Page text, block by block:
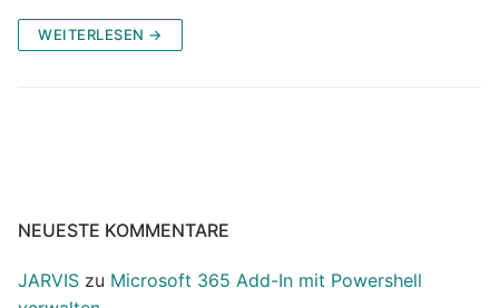
WEITERLESEN →
NEUESTE KOMMENTARE
JARVIS zu Microsoft 365 Add-In mit Powershell